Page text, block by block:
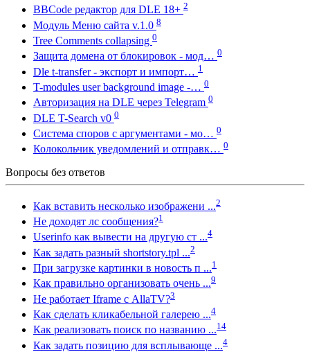
BBCode редактор для DLE 18+ 2
Модуль Меню сайта v.1.0 8
Tree Comments collapsing 0
Защита домена от блокировок - мод… 0
Dle t-transfer - экспорт и импорт… 1
T-modules user background image -… 0
Авторизация на DLE через Telegram 0
DLE T-Search v0 0
Система споров с аргументами - мо… 0
Колокольчик уведомлений и отправк… 0
Вопросы без ответов
Как вставить несколько изображени ...2
Не доходят лс сообщения?1
Userinfo как вывести на другую ст ...4
Как задать разный shortstory.tpl ...2
При загрузке картинки в новость п ...1
Как правильно организовать очень ...9
Не работает Iframe с AllaTV?3
Как сделать кликабельной галерею ...4
Как реализовать поиск по названию ...14
Как задать позицию для всплывающе ...4